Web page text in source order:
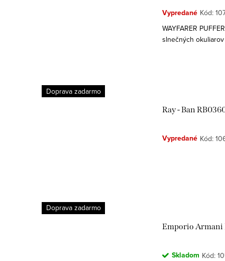
Vypredané Kód:
WAYFARER
slnečných
Ray - Ban
Doprava zadarmo
Vypredané Kód:
Emporio Armani
Doprava zadarmo
Skladom Kód: